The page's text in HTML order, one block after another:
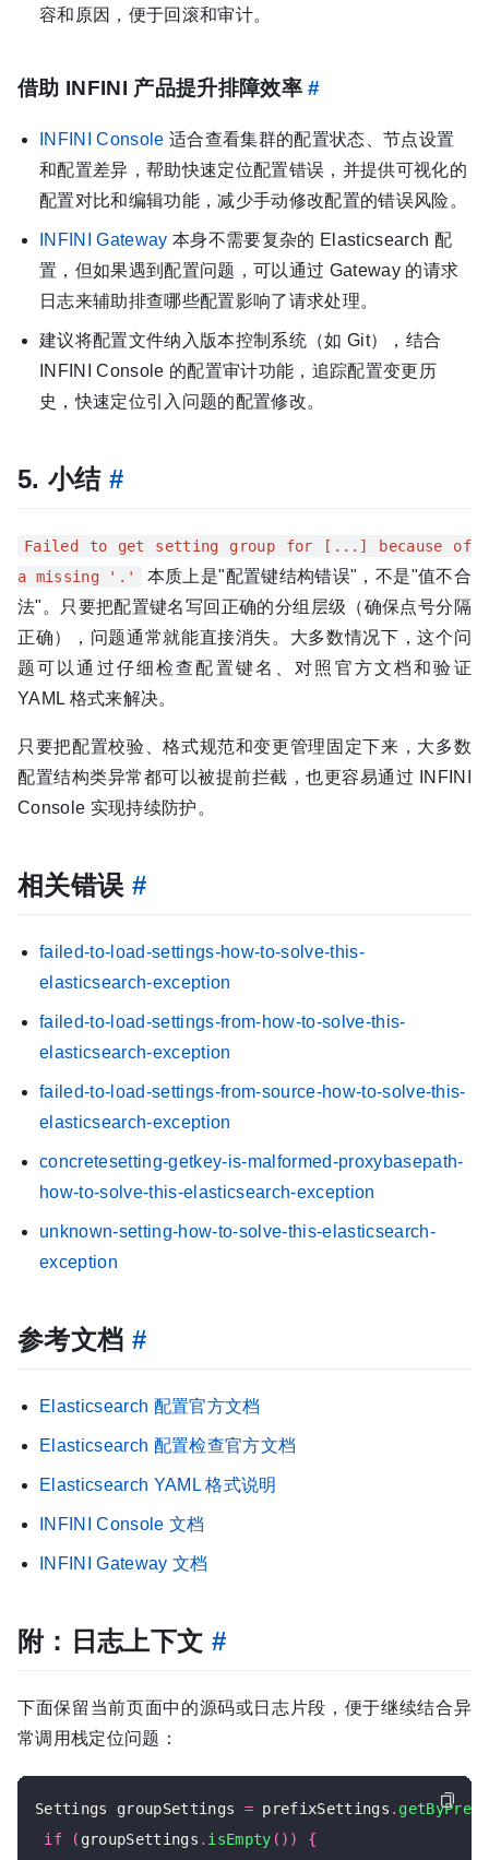
容和原因，便于回滚和审计。
借助 INFINI 产品提升排障效率#
INFINI Console 适合查看集群的配置状态、节点设置
和配置差异，帮助快速定位配置错误，并提供可视化的
配置对比和编辑功能，减少手动修改配置的错误风险。
INFINI Gateway 本身不需要复杂的 Elasticsearch 配
置，但如果遇到配置问题，可以通过 Gateway 的请求
日志来辅助排查哪些配置影响了请求处理。
建议将配置文件纳入版本控制系统（如 Git），结合
INFINI Console 的配置审计功能，追踪配置变更历
史，快速定位引入问题的配置修改。
5. 小结 #
Failed to get setting group for [...] because of
a missing '.'
本质上是"配置键结构错误"，不是"值不合
法"。只要把配置键名写回正确的分组层级（确保点号分隔
正确），问题通常就能直接消失。大多数情况下，这个问
题可以通过仔细检查配置键名、对照官方文档和验证
YAML 格式来解决。
只要把配置校验、格式规范和变更管理固定下来，大多数
配置结构类异常都可以被提前拦截，也更容易通过 INFINI
Console 实现持续防护。
相关错误 #
failed-to-load-settings-how-to-solve-this-
elasticsearch-exception
failed-to-load-settings-from-how-to-solve-this-
elasticsearch-exception
failed-to-load-settings-from-source-how-to-solve-this-
elasticsearch-exception
concretesetting-getkey-is-malformed-proxybasepath-
how-to-solve-this-elasticsearch-exception
unknown-setting-how-to-solve-this-elasticsearch-
exception
参考文档 #
Elasticsearch 配置官方文档
Elasticsearch 配置检查官方文档
Elasticsearch YAML 格式说明
INFINI Console 文档
INFINI Gateway 文档
附：日志上下文 #
下面保留当前页面中的源码或日志片段，便于继续结合异
常调用栈定位问题：
Settings groupSettings = prefixSettings .
if
( groupSettings . isEmpty ())
{